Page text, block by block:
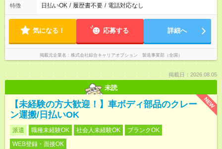
特徴 日払いOK / 履歴書不要 / 電話対応なし
気になる！ 応募する 詳細へ
掲載元企業名 株式会社綜合キャリアオプション 製造事業部（全国）
掲載日：2026.08.05
未読
NEW
【未経験の方大歓迎！】車ボディ部品のクレー
ン運搬/日払いOK
派遣 職種未経験OK 社会人未経験OK
ブランクOK
WEB登録・面接OK